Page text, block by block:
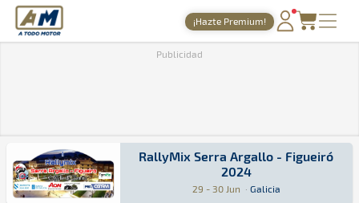
A Todo Motor · Revista del motor desde 1999
¡Hazte Premium!
AGENDA
GALERÍAS
Publicidad
RallyMix Serra Argallo - Figueiró 2024
RallyMix Serra Argallo - Figueiró
2024
29 - 30 Jun · Galicia
Rally · RallyMix Serra Argallo - Figueiró